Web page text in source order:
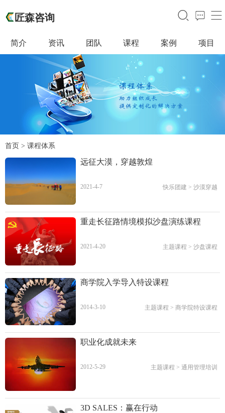
匠森咨询 󰃙 󰁵 󰆉
简介 资讯 团队 课程 案例 项目
首页 > 课程体系
远征大漠，穿越敦煌
2021-4-7 快乐团建 > 沙漠穿越
重走长征路情境模拟沙盘演练课程
2021-4-20 主题课程 > 沙盘课程
商学院入学导入特设课程
2014-3-10 主题课程 > 商学院特设课程
职业化成就未来
2012-5-29 主题课程 > 通用管理培训
3D SALES：赢在行动